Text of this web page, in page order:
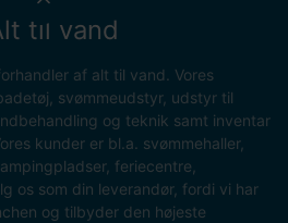
til vand
af alt til vand. Vores
svømmeudstyr, udstyr til
og teknik samt inventar
kunder er bl.a. svømmehaller,
feriecentre,
os som din leverandør, fordi vi har
og tilbyder den højeste